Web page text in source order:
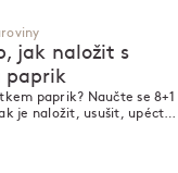
jak naložit s
paprik
paprik? Naučte se 8+1
je naložit, usušit, upéct